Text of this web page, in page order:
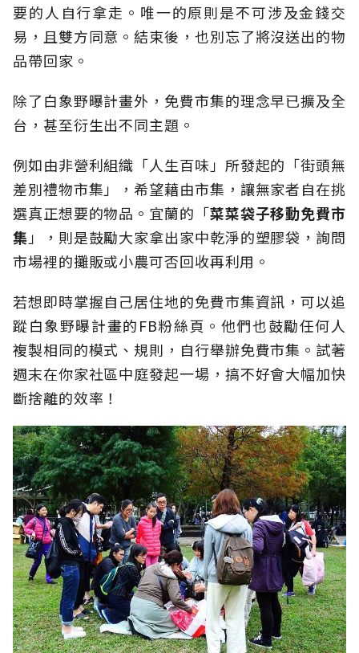
要的人自行拿走。唯一的原則是不可涉及金錢交
易，且雙方同意。結束後，也別忘了將沒送出的物
品帶回家。
除了白象野曝計畫外，免費市集的理念早已擴及全
台，甚至衍生出不同主題。
例如由非營利組織「人生百味」所發起的「街頭無
差別禮物市集」，希望藉由市集，讓無家者自在挑
選真正想要的物品。宜蘭的「菜菜袋子移動免費市
集 」，則是鼓勵大家拿出家中乾淨的塑膠袋，詢問
市場裡的攤販或小農可否回收再利用。
若想即時掌握自己居住地的免費市集資訊，可以追
蹤白象野曝計畫的FB粉絲頁。他們也鼓勵任何人
複製相同的模式、規則，自行舉辦免費市集。試著
週末在你家社區中庭發起一場，搞不好會大幅加快
斷捨離的效率！